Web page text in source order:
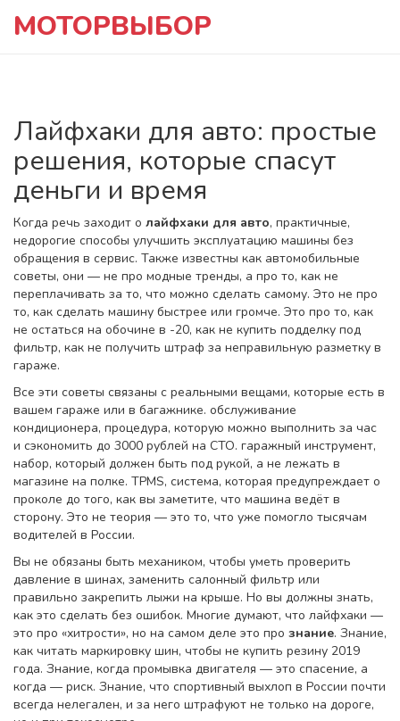
МОТОРВЫБОР
Лайфхаки для авто: простые
решения, которые спасут
деньги и время
Когда речь заходит о лайфхаки для авто, практичные,
недорогие способы улучшить эксплуатацию машины без
обращения в сервис. Также известны как автомобильные
советы, они — не про модные тренды, а про то, как не
переплачивать за то, что можно сделать самому. Это не про
то, как сделать машину быстрее или громче. Это про то, как
не остаться на обочине в -20, как не купить подделку под
фильтр, как не получить штраф за неправильную разметку в
гараже.
Все эти советы связаны с реальными вещами, которые есть в
вашем гараже или в багажнике. обслуживание
кондиционера, процедура, которую можно выполнить за час
и сэкономить до 3000 рублей на СТО. гаражный инструмент,
набор, который должен быть под рукой, а не лежать в
магазине на полке. TPMS, система, которая предупреждает о
проколе до того, как вы заметите, что машина ведёт в
сторону. Это не теория — это то, что уже помогло тысячам
водителей в России.
Вы не обязаны быть механиком, чтобы уметь проверить
давление в шинах, заменить салонный фильтр или
правильно закрепить лыжи на крыше. Но вы должны знать,
как это сделать без ошибок. Многие думают, что лайфхаки —
это про «хитрости», но на самом деле это про знание. Знание,
как читать маркировку шин, чтобы не купить резину 2019
года. Знание, когда промывка двигателя — это спасение, а
когда — риск. Знание, что спортивный выхлоп в России почти
всегда нелегален, и за него штрафуют не только на дороге,